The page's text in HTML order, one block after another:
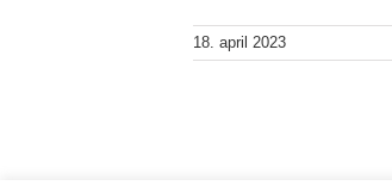
18. april 2023